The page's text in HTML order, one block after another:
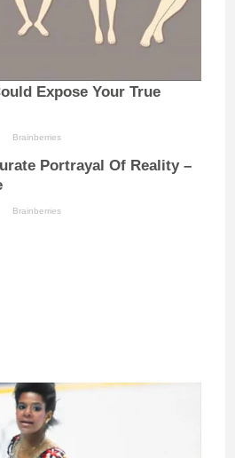
Expose Your True
Brainberries
Portrayal Of Reality –
Brainberries